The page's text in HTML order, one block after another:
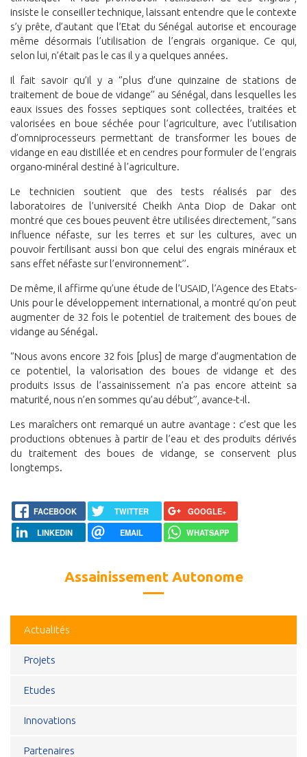
insiste le conseiller technique, laissant entendre que le contexte
s’y prête, d’autant que l’Etat du Sénégal autorise et encourage
même désormais l’utilisation de l’engrais organique. Ce qui,
selon lui, n’était pas le cas il y a quelques années.
Il fait savoir qu’il y a ‘’plus d’une quinzaine de stations de
traitement de boue de vidange’’ au Sénégal, dans lesquelles les
eaux issues des fosses septiques sont collectées, traitées et
valorisées en boue séchée pour l’agriculture, avec l’utilisation
d’omniprocesseurs permettant de transformer les boues de
vidange en eau distillée et en cendres pour formuler de l’engrais
organo-minéral destiné à l’agriculture.
Le technicien soutient que des tests réalisés par des
laboratoires de l’université Cheikh Anta Diop de Dakar ont
montré que ces boues peuvent être utilisées directement, ‘’sans
influence néfaste, sur les terres et sur les cultures, avec un
pouvoir fertilisant aussi bon que celui des engrais minéraux et
sans effet néfaste sur l’environnement’’.
De même, il affirme qu’une étude de l’USAID, l’Agence des Etats-
Unis pour le développement international, a montré qu’on peut
augmenter de 32 fois le potentiel de traitement des boues de
vidange au Sénégal.
‘’Nous avons encore 32 fois [plus] de marge d’augmentation de
ce potentiel, la valorisation des boues de vidange et des
produits issus de l’assainissement n’a pas encore atteint sa
maturité, nous n’en sommes qu’au début’’, avance-t-il.
Les maraîchers ont remarqué un autre avantage : c’est que les
productions obtenues à partir de l’eau et des produits dérivés
du traitement des boues de vidange, se conservent plus
longtemps.
FACEBOOK TWITTER
GOOGLE+
LINKEDIN
EMAIL WHATSAPP
Assainissement Autonome
Actualités
Projets
Etudes
Innovations
Partenaires